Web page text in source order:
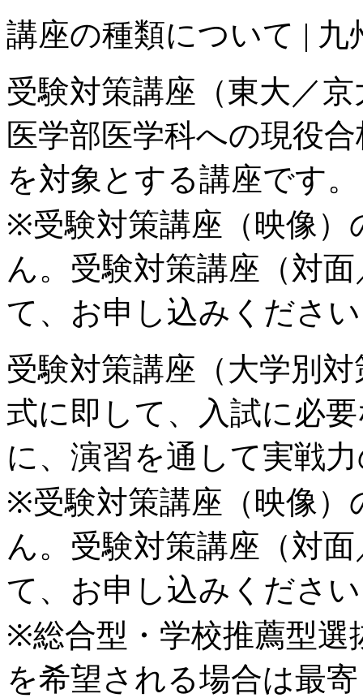
講座の種類について | 九
受験対策講座（東大／
医学部医学科への現役
を対象とする講座です。
※受験対策講座（映像
ん。受験対策講座（対
て、お申し込みくださ
受験対策講座（大学別対
式に即して、入試に必
に、演習を通して実戦
※受験対策講座（映像
ん。受験対策講座（対
て、お申し込みくださ
※総合型・学校推薦型選
を希望される場合は最